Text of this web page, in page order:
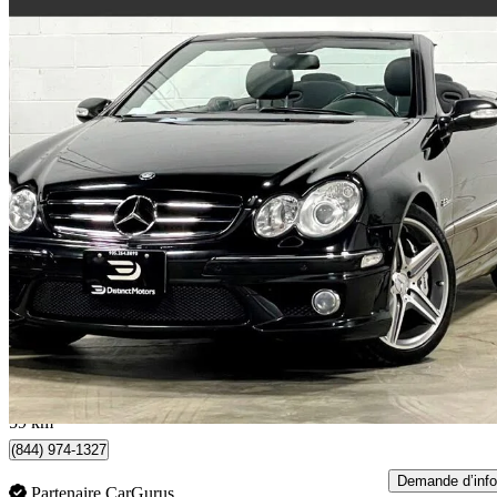
2007 Mercedes-Benz CLK
63 AMG Cabriolet131 000 km
29 988 $ Affaire
526 $/mois env.
Woodbridge, ON
59 km
(844) 974-1327
Demande d’info